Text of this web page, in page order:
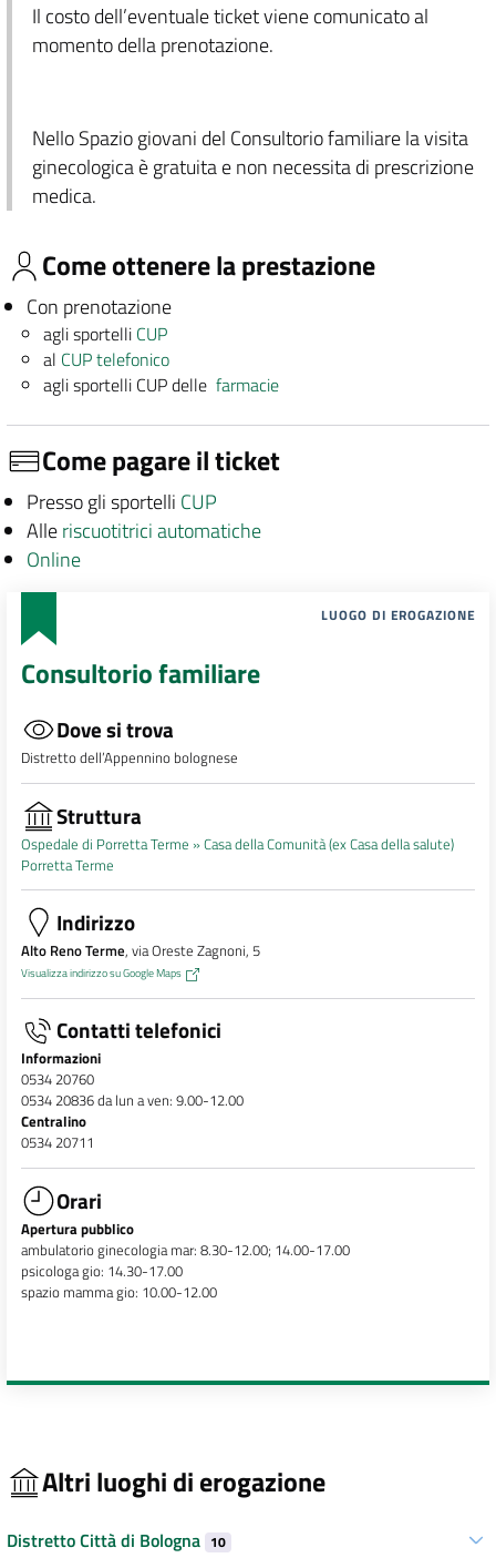
Il costo dell’eventuale ticket viene comunicato al
momento della prenotazione.
Nello Spazio giovani del Consultorio familiare la visita
ginecologica è gratuita e non necessita di prescrizione
medica.
Come ottenere la prestazione
Con prenotazione
agli sportelli CUP
al CUP telefonico
agli sportelli CUP dellefarmacie
Come pagare il ticket
Presso gli sportelli CUP
Alleriscuotitrici automatiche
Online
LUOGO DI EROGAZIONE
Consultorio familiare
Dove si trova
Distretto dell’Appennino bolognese
Struttura
Ospedale di Porretta Terme »Casa della Comunità (ex Casa della salute)
Porretta Terme
Indirizzo
Alto Reno Terme, via Oreste Zagnoni, 5
Visualizza indirizzo su Google Maps
Contatti telefonici
Informazioni
0534 20760
0534 20836 da lun a ven: 9.00-12.00
Centralino
0534 20711
Orari
Apertura pubblico
ambulatorio ginecologia mar: 8.30-12.00; 14.00-17.00
psicologa gio: 14.30-17.00
spazio mamma gio: 10.00-12.00
Altri luoghi di erogazione
Distretto Città di Bologna 10